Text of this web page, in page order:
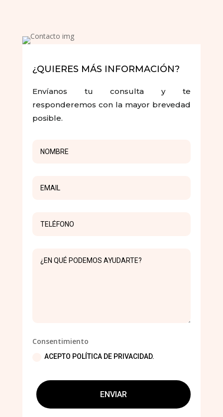
¿QUIERES MÁS INFORMACIÓN?
Envíanos tu consulta y te
responderemos con la mayor brevedad
posible.
Consentimiento
ACEPTO POLÍTICA DE PRIVACIDAD.
ENVIAR